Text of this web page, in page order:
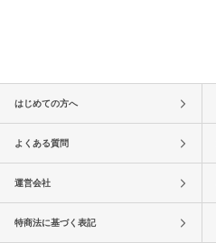
はじめての方へ
よくある質問
運営会社
特商法に基づく表記